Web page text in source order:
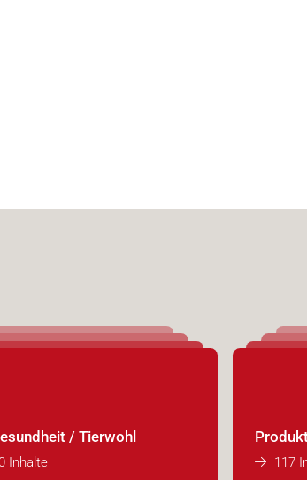
/ Tierwohl
Inhalte 117